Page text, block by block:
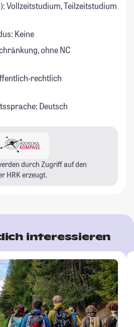
Vollzeitstudium, Teilzeitstudium
Keine
ohne NC
rechtlich
Deutsch
durch Zugriff auf den
HRK erzeugt.
interessieren